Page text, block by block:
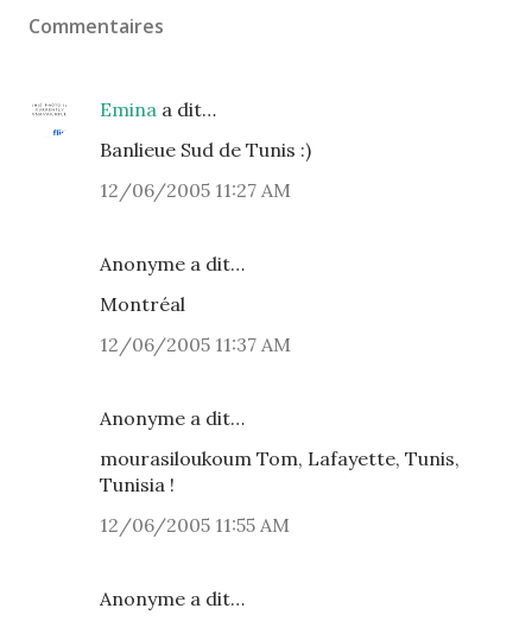
Commentaires
Emina a dit…
Banlieue Sud de Tunis :)
12/06/2005 11:27 AM
Anonyme a dit…
Montréal
12/06/2005 11:37 AM
Anonyme a dit…
mourasiloukoum Tom, Lafayette, Tunis,
Tunisia !
12/06/2005 11:55 AM
Anonyme a dit…